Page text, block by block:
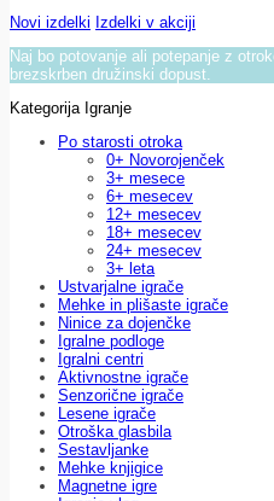
Novi izdelki Izdelki v akciji
Naj bo potovanje ali potepanje z
brezskrben družinski dopust.
Kategorija Igranje
Po starosti otroka
0+ Novorojenček
3+ mesece
6+ mesecev
12+ mesecev
18+ mesecev
24+ mesecev
3+ leta
Ustvarjalne igrače
Mehke in plišaste igrače
Ninice za dojenčke
Igralne podloge
Igralni centri
Aktivnostne igrače
Senzorične igrače
Lesene igrače
Otroška glasbila
Sestavljanke
Mehke knjigice
Magnetne igre